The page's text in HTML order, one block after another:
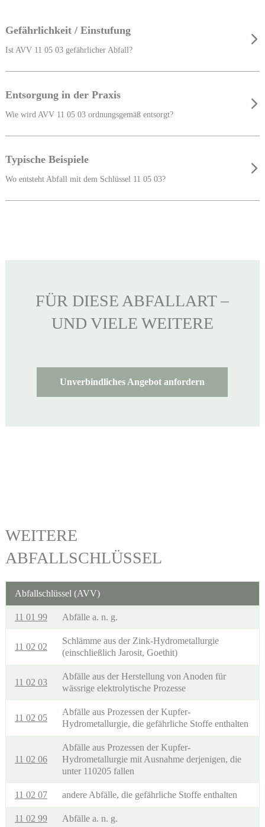
Gefährlichkeit / Einstufung
Ist AVV 11 05 03 gefährlicher Abfall?
Entsorgung in der Praxis
Wie wird AVV 11 05 03 ordnungsgemäß entsorgt?
Typische Beispiele
Wo entsteht Abfall mit dem Schlüssel 11 05 03?
FÜR DIESE ABFALLART –
UND VIELE WEITERE
Unverbindliches Angebot anfordern
WEITERE
ABFALLSCHLÜSSEL
Abfallschlüssel (AVV)
11 01 99 Abfälle a. n. g.
11 02 02
Schlämme aus der Zink-Hydrometallurgie
(einschließlich Jarosit, Goethit)
11 02 03
Abfälle aus der Herstellung von Anoden für
wässrige elektrolytische Prozesse
11 02 05
Abfälle aus Prozessen der Kupfer-
Hydrometallurgie, die gefährliche Stoffe enthalten
11 02 06
Abfälle aus Prozessen der Kupfer-
Hydrometallurgie mit Ausnahme derjenigen, die
unter 110205 fallen
11 02 07 andere Abfälle, die gefährliche Stoffe enthalten
11 02 99 Abfälle a. n. g.